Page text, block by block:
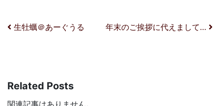
投稿ナビゲーション
生牡蠣＠あーぐうる 年末のご挨拶に代えまして…
Related Posts
関連記事はありません。